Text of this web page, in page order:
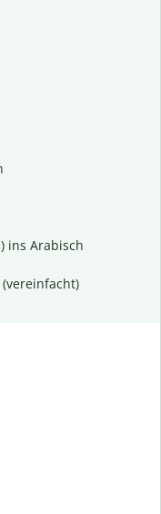
ins Arabisch